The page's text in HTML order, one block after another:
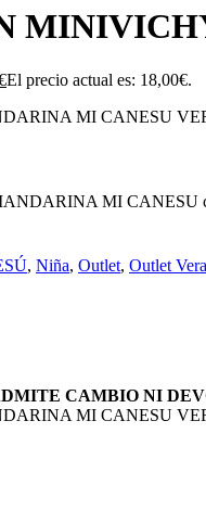
El precio actual es: 18,00€.
MI CANESU
MI CANESU
, Niña, Outlet, Outlet
CAMBIO NI
MI CANESU